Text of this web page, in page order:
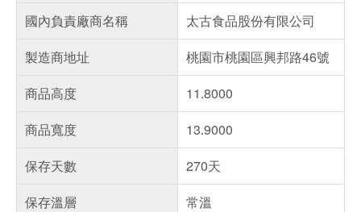
國內負責廠商名稱
太古食品股份有限公司
製造商地址
桃園市桃園區興邦路46號
商品高度
11.8000
商品寬度
13.9000
保存天數
270天
保存溫層
常溫